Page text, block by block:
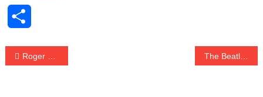
Navigare
Roger Waters a refuzat o sumă uriașă de la Facebook The Beatles aduce, încă, venituri serioase industriei muzicale britanice